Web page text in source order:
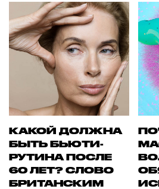
КАКОЙ ДОЛЖНА
БЫТЬ БЬЮТИ-
РУТИНА ПОСЛЕ
60 ЛЕТ? СЛОВО
БРИТАНСКИМ